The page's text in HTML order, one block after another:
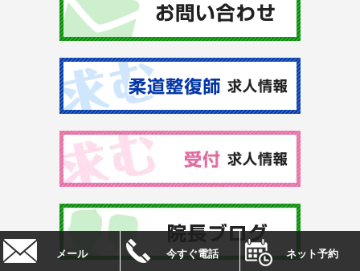
メール 今すぐ電話 ネット予約